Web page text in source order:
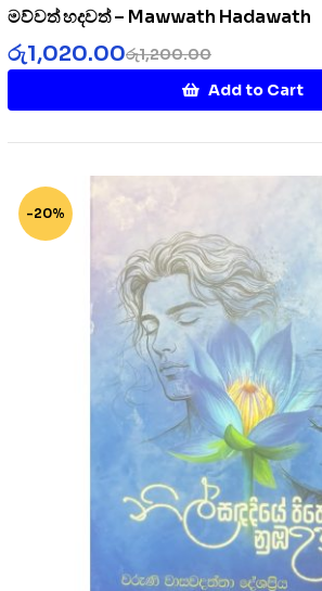
මව්වත් හදවත් – Mawwath Hadawath
රු1,200.00
රු1,020.00
Add to Cart
-20%